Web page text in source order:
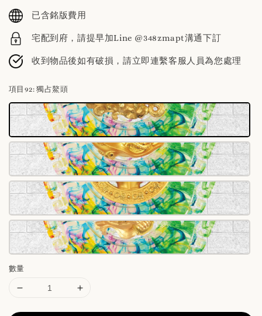
price
已含銘版費用
宅配到府，請提早加Line @348zmapt溝通下訂
收到物品後如有破損，請立即連繫客服人員為您處理
項目92: 獨占鰲頭
數量